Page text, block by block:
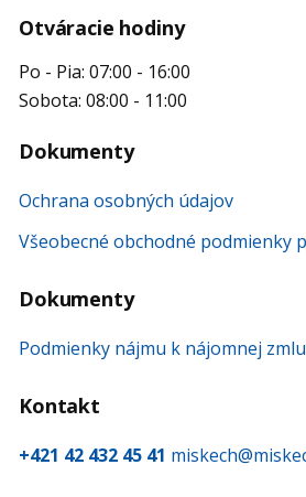
Otváracie hodiny
Po - Pia: 07:00 - 16:00
Sobota: 08:00 - 11:00
Dokumenty
Ochrana osobných údajov
Všeobecné obchodné podmienky
Dokumenty
Podmienky nájmu k nájomnej
Kontakt
+421 42 432 45 41